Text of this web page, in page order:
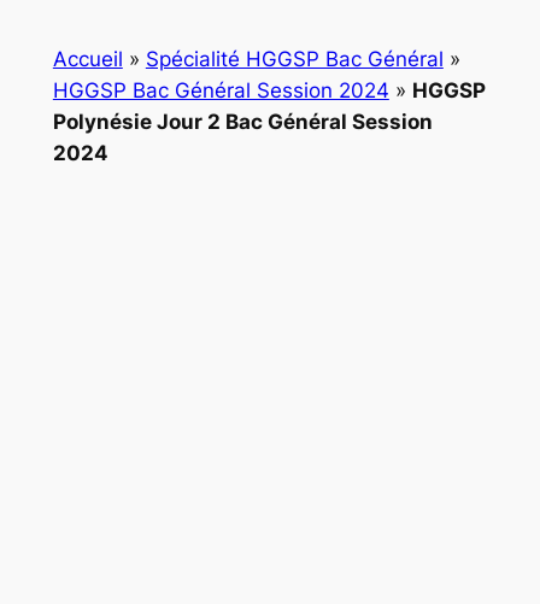
Accueil » Spécialité HGGSP Bac Général »
HGGSP Bac Général Session 2024 » HGGSP
Polynésie Jour 2 Bac Général Session
2024